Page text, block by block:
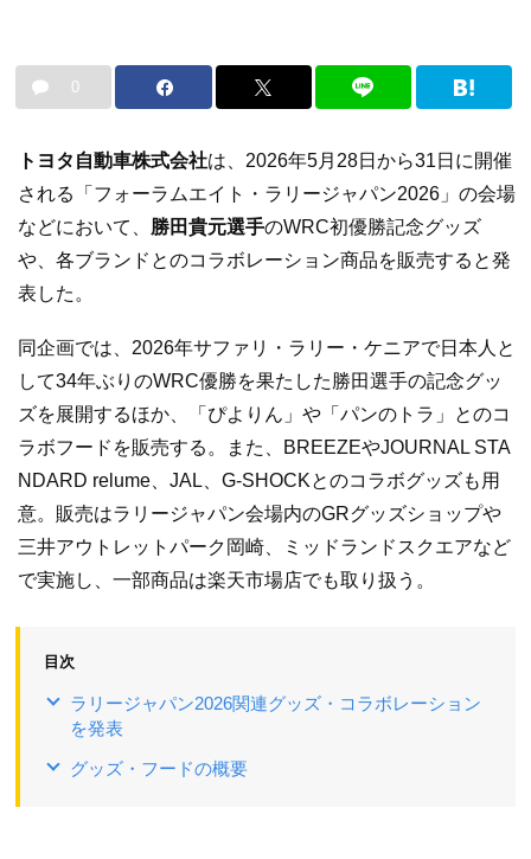
0
トヨタ自動車株式会社は、2026年5月28日から31日に開催
される「フォーラムエイト・ラリージャパン2026」の会場
などにおいて、 勝田貴元選手のWRC初優勝記念グッズ
や、各ブランドとのコラボレーション商品を販売すると発
表した。
同企画では、2026年サファリ・ラリー・ケニアで日本人と
して34年ぶりのWRC優勝を果たした勝田選手の記念グッ
ズを展開するほか、「ぴよりん」や「パンのトラ」とのコ
ラボフードを販売する。また、BREEZEやJOURNAL STA
NDARD relume、JAL、G-SHOCKとのコラボグッズも用
意。販売はラリージャパン会場内のGRグッズショップや
三井アウトレットパーク岡崎、ミッドランドスクエアなど
で実施し、一部商品は楽天市場店でも取り扱う。
目次
ラリージャパン2026関連グッズ・コラボレーション
を発表
グッズ・フードの概要